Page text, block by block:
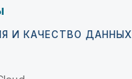
И КАЧЕСТВО ДАННЫХ